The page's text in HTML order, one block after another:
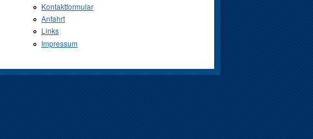
Kontaktformular
Anfahrt
Links
Impressum